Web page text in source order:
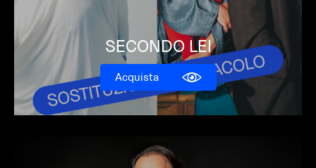
SECONDO LEI
Acquista